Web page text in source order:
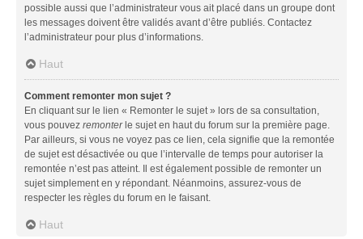
possible aussi que l’administrateur vous ait placé dans un groupe dont
les messages doivent être validés avant d’être publiés. Contactez
l’administrateur pour plus d’informations.
Haut
Comment remonter mon sujet ?
En cliquant sur le lien « Remonter le sujet » lors de sa consultation,
vous pouvez remonterle sujet en haut du forum sur la première page.
Par ailleurs, si vous ne voyez pas ce lien, cela signifie que la remontée
de sujet est désactivée ou que l’intervalle de temps pour autoriser la
remontée n’est pas atteint. Il est également possible de remonter un
sujet simplement en y répondant. Néanmoins, assurez-vous de
respecter les règles du forum en le faisant.
Haut